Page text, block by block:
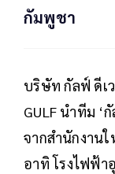
กัมพูชา
บริษัท กัลฟ์ ดีเ
GULF นำทีม
จากสำนักงาน
อาทิ โรงไฟฟ้